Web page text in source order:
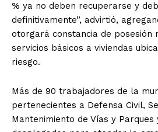
% ya no deben recuperarse y
definitivamente”, advirtió,
otorgará constancia de posesión
servicios básicos a viviendas
riesgo.
Más de 90 trabajadores de la
pertenecientes a Defensa Civil,
Mantenimiento de Vías y